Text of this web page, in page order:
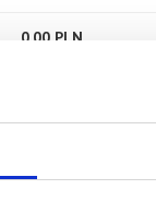
0,00 PLN
10 listopada 2020